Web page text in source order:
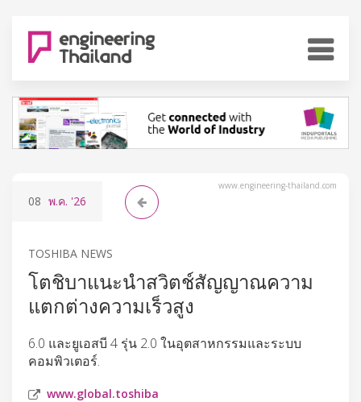
www.engineering-thailand.com
08 พ.ค. '26
TOSHIBA NEWS
โตชิบาแนะนำสวิตช์สัญญาณความ
แตกต่างความเร็วสูง
6.0 และยูเอสบี 4 รุ่น 2.0 ในอุตสาหกรรมและระบบ
คอมพิวเตอร์.
www.global.toshiba